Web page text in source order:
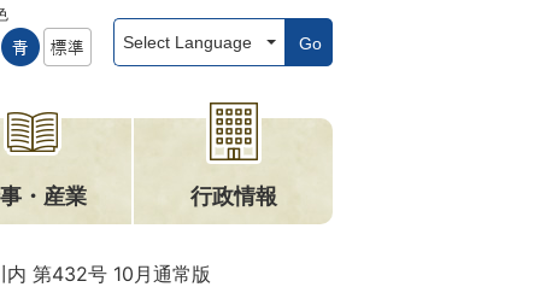
Go
・産業 行政情報
内 第432号 10月通常版